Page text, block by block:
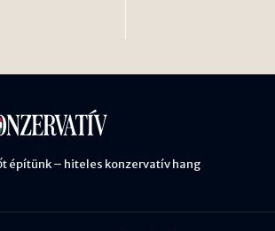
építünk – hiteles konzervatív hang